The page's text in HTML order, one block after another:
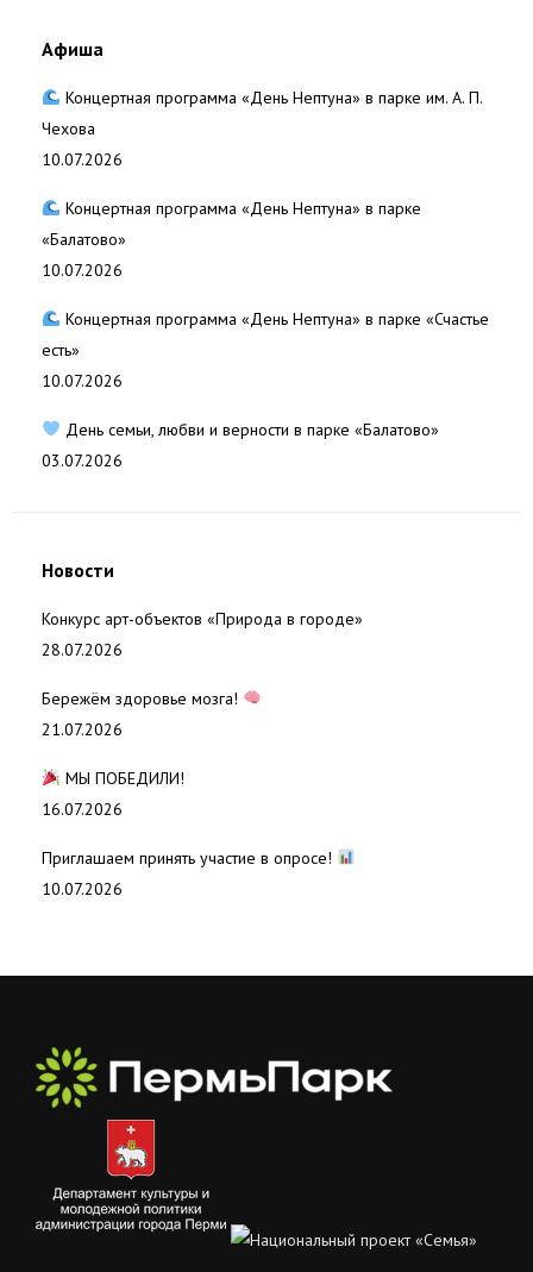
Афиша
Концертная программа «День Нептуна» в парке им. А. П.
Чехова
10.07.2026
Концертная программа «День Нептуна» в парке
«Балатово»
10.07.2026
Концертная программа «День Нептуна» в парке «Счастье
есть»
10.07.2026
День семьи, любви и верности в парке «Балатово»
03.07.2026
Новости
Конкурс арт-объектов «Природа в городе»
28.07.2026
Бережём здоровье мозга!
21.07.2026
МЫ ПОБЕДИЛИ!
16.07.2026
Приглашаем принять участие в опросе!
10.07.2026